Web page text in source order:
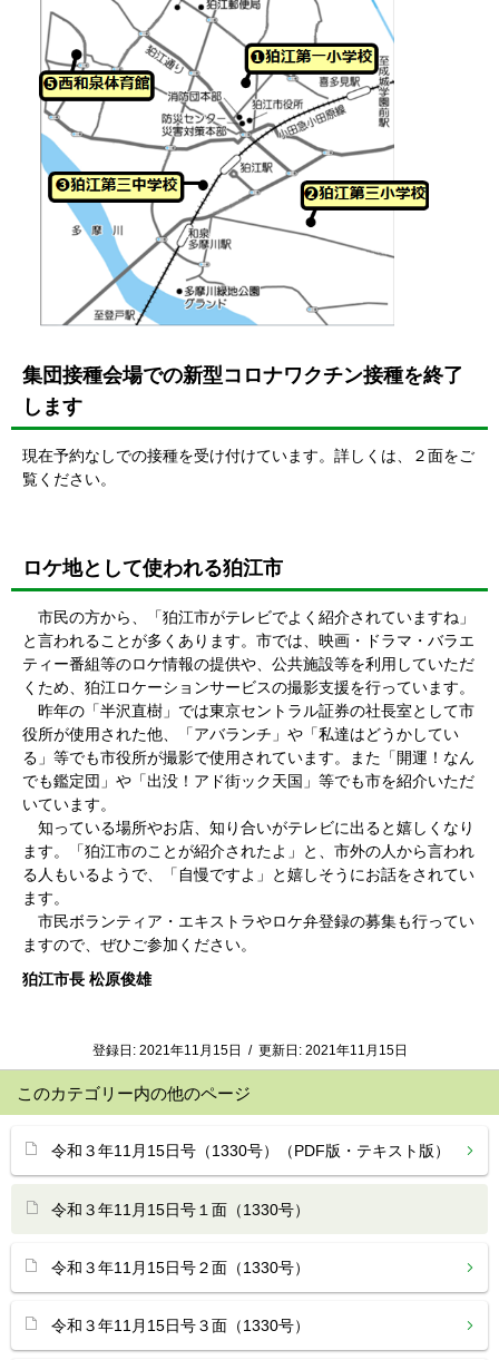
集団接種会場での新型コロナワクチン接種を終了
します
現在予約なしでの接種を受け付けています。詳しくは、２面をご
覧ください。
ロケ地として使われる狛江市
市民の方から、「狛江市がテレビでよく紹介されていますね」
と言われることが多くあります。市では、映画・ドラマ・バラエ
ティー番組等のロケ情報の提供や、公共施設等を利用していただ
くため、狛江ロケーションサービスの撮影支援を行っています。
昨年の「半沢直樹」では東京セントラル証券の社長室として市
役所が使用された他、「アバランチ」や「私達はどうかしてい
る」等でも市役所が撮影で使用されています。また「開運！なん
でも鑑定団」や「出没！アド街ック天国」等でも市を紹介いただ
いています。
知っている場所やお店、知り合いがテレビに出ると嬉しくなり
ます。「狛江市のことが紹介されたよ」と、市外の人から言われ
る人もいるようで、「自慢ですよ」と嬉しそうにお話をされてい
ます。
市民ボランティア・エキストラやロケ弁登録の募集も行ってい
ますので、ぜひご参加ください。
狛江市長 松原俊雄
登録日: 2021年11月15日 / 更新日: 2021年11月15日
このカテゴリー内の他のページ
令和３年11月15日号（1330号）（PDF版・テキスト版）
令和３年11月15日号１面（1330号）
令和３年11月15日号２面（1330号）
令和３年11月15日号３面（1330号）